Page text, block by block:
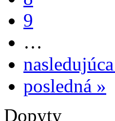
8
…
nasledujúca ›
posledná »